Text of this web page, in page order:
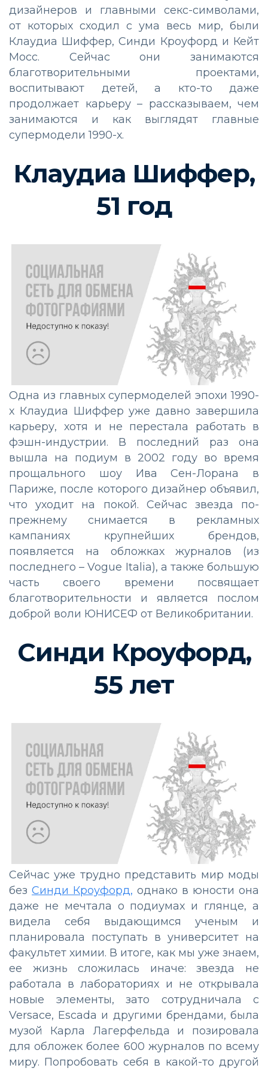
дизайнеров и главными секс-символами,
от которых сходил с ума весь мир, были
Клаудиа Шиффер, Синди Кроуфорд и Кейт
Мосс. Сейчас они занимаются
благотворительными проектами,
воспитывают детей, а кто-то даже
продолжает карьеру – рассказываем, чем
занимаются и как выглядят главные
супермодели 1990-х.
Клаудиа Шиффер,
51 год
Одна из главных супермоделей эпохи 1990-
х Клаудиа Шиффер уже давно завершила
карьеру, хотя и не перестала работать в
фэшн-индустрии. В последний раз она
вышла на подиум в 2002 году во время
прощального шоу Ива Сен-Лорана в
Париже, после которого дизайнер объявил,
что уходит на покой. Сейчас звезда по-
прежнему снимается в рекламных
кампаниях крупнейших брендов,
появляется на обложках журналов (из
последнего – Vogue Italia), а также большую
часть своего времени посвящает
благотворительности и является послом
доброй воли ЮНИСЕФ от Великобритании.
Синди Кроуфорд,
55 лет
Сейчас уже трудно представить мир моды
без Синди Кроуфорд, однако в юности она
даже не мечтала о подиумах и глянце, а
видела себя выдающимся ученым и
планировала поступать в университет на
факультет химии. В итоге, как мы уже знаем,
ее жизнь сложилась иначе: звезда не
работала в лабораториях и не открывала
новые элементы, зато сотрудничала с
Versace, Escada и другими брендами, была
музой Карла Лагерфельда и позировала
для обложек более 600 журналов по всему
миру. Попробовать себя в какой-то другой